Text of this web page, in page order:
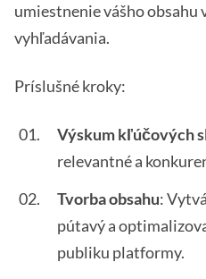
umiestnenie vášho obsahu
vyhľadávania.
Príslušné kroky:
Výskum kľúčových
relevantné a
Tvorba obsahu:
pútavý a
publiku platformy.